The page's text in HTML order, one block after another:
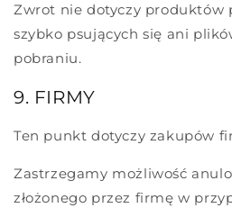
Zwrot nie dotyczy produktów
szybko psujących się ani
pobraniu.
9. FIRMY
Ten punkt dotyczy zakupów
Zastrzegamy możliwość
złożonego przez firmę w